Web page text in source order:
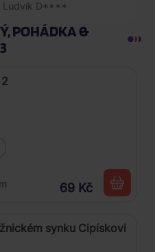
Ludvík D****
POHÁDKA &
69 Kč
synku Cipískovi